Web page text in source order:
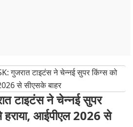
गुजरात टाइटंस ने चेन्नई सुपर किंग्स को
से सीएसके बाहर
टाइटंस ने चेन्नई सुपर
हराया, आईपीएल 2026 से